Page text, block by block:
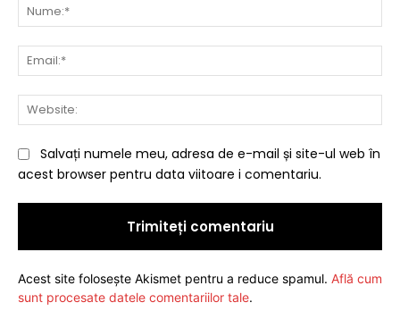
Salvați numele meu, adresa de e-mail și site-ul web în
acest browser pentru data viitoare i comentariu.
Acest site folosește Akismet pentru a reduce spamul. Află cum
sunt procesate datele comentariilor tale.